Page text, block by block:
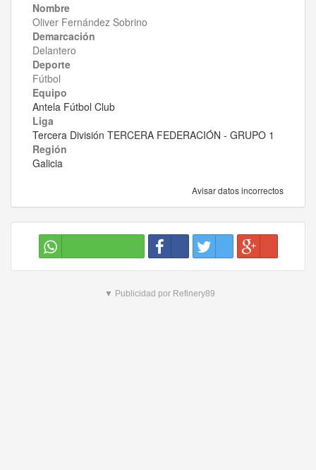
Nombre
Oliver Fernández Sobrino
Demarcación
Delantero
Deporte
Fútbol
Equipo
Antela Fútbol Club
Liga
Tercera División TERCERA FEDERACIÓN - GRUPO 1
Región
Galicia
Avisar datos incorrectos
▼ Publicidad por Refinery89